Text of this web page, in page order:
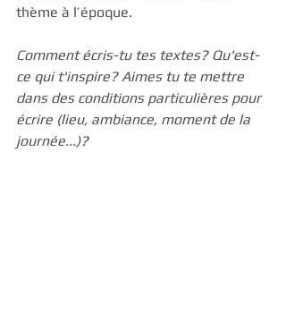
thème à l’époque.
Comment écris-tu tes textes? Qu'est-
ce qui t'inspire? Aimes tu te mettre
dans des conditions particulières pour
écrire (lieu, ambiance, moment de la
journée...)?